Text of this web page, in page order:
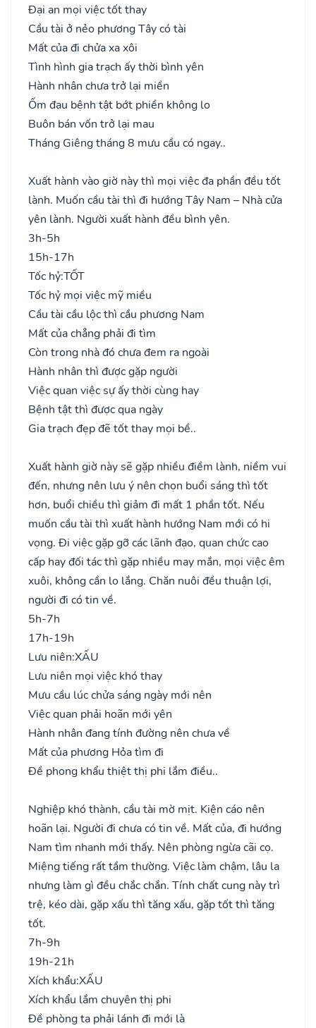
Đại an mọi việc tốt thay
Cầu tài ở nẻo phương Tây có tài
Mất của đi chửa xa xôi
Tình hình gia trạch ấy thời bình yên
Hành nhân chưa trở lại miền
Ốm đau bệnh tật bớt phiền không lo
Buôn bán vốn trở lại mau
Tháng Giêng tháng 8 mưu cầu có ngay..
Xuất hành vào giờ này thì mọi việc đa phần đều tốt
lành. Muốn cầu tài thì đi hướng Tây Nam – Nhà cửa
yên lành. Người xuất hành đều bình yên.
3h-5h
15h-17h
Tốc hỷ:TỐT
Tốc hỷ mọi việc mỹ miều
Cầu tài cầu lộc thì cầu phương Nam
Mất của chẳng phải đi tìm
Còn trong nhà đó chưa đem ra ngoài
Hành nhân thì được gặp người
Việc quan việc sự ấy thời cùng hay
Bệnh tật thì được qua ngày
Gia trạch đẹp đẽ tốt thay mọi bề..
Xuất hành giờ này sẽ gặp nhiều điềm lành, niềm vui
đến, nhưng nên lưu ý nên chọn buổi sáng thì tốt
hơn, buổi chiều thì giảm đi mất 1 phần tốt. Nếu
muốn cầu tài thì xuất hành hướng Nam mới có hi
vọng. Đi việc gặp gỡ các lãnh đạo, quan chức cao
cấp hay đối tác thì gặp nhiều may mắn, mọi việc êm
xuôi, không cần lo lắng. Chăn nuôi đều thuận lợi,
người đi có tin về.
5h-7h
17h-19h
Lưu niên:XẤU
Lưu niên mọi việc khó thay
Mưu cầu lúc chửa sáng ngày mới nên
Việc quan phải hoãn mới yên
Hành nhân đang tính đường nên chưa về
Mất của phương Hỏa tìm đi
Đề phong khẩu thiệt thị phi lắm điều..
Nghiệp khó thành, cầu tài mờ mịt. Kiện cáo nên
hoãn lại. Người đi chưa có tin về. Mất của, đi hướng
Nam tìm nhanh mới thấy. Nên phòng ngừa cãi cọ.
Miệng tiếng rất tầm thường. Việc làm chậm, lâu la
nhưng làm gì đều chắc chắn. Tính chất cung này trì
trệ, kéo dài, gặp xấu thì tăng xấu, gặp tốt thì tăng
tốt.
7h-9h
19h-21h
Xích khẩu:XẤU
Xích khẩu lắm chuyên thị phi
Đề phòng ta phải lánh đi mới là